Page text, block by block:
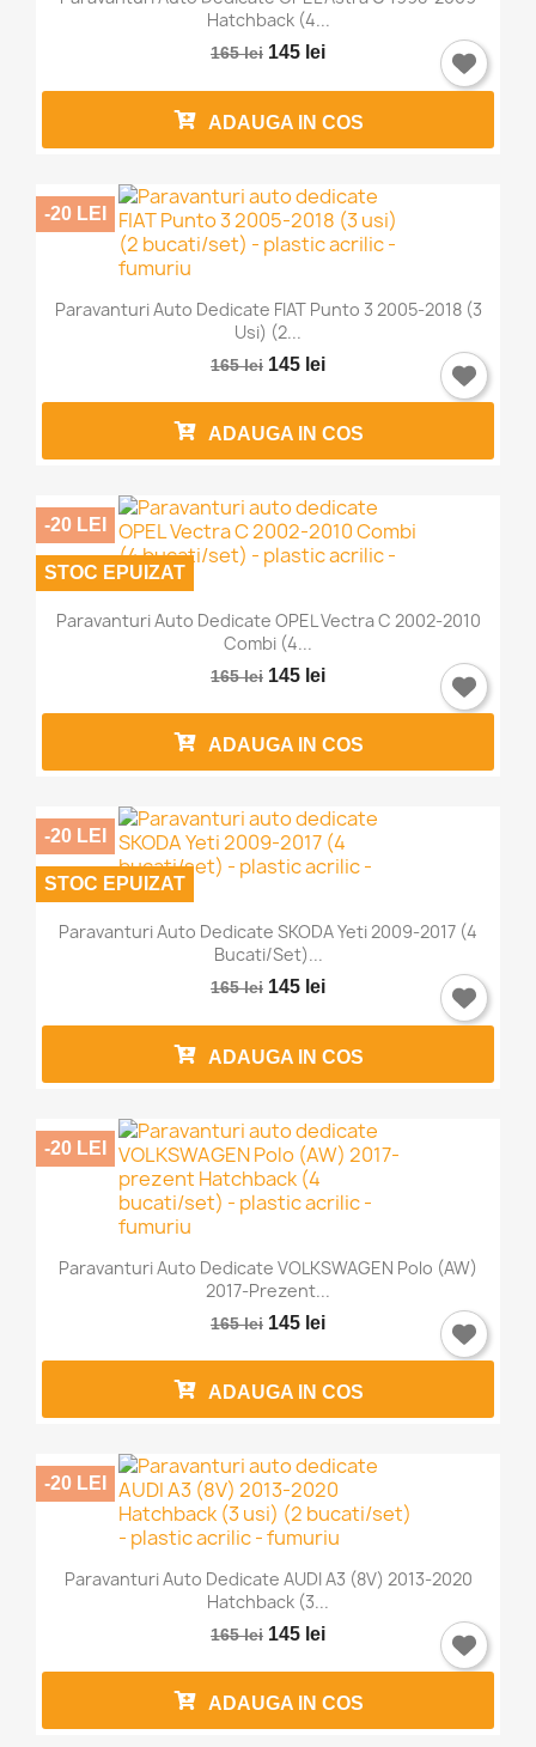
Hatchback (4...
165 lei 145 lei
ADAUGA IN COS
Paravanturi Auto Dedicate FIAT Punto 3 2005-2018 (3
Usi) (2...
165 lei 145 lei
-20 LEI
ADAUGA IN COS
Paravanturi Auto Dedicate OPEL Vectra C 2002-2010
Combi (4...
165 lei 145 lei
-20 LEI
STOC EPUIZAT
ADAUGA IN COS
Paravanturi Auto Dedicate SKODA Yeti 2009-2017 (4
Bucati/set)...
165 lei 145 lei
-20 LEI
STOC EPUIZAT
ADAUGA IN COS
Paravanturi Auto Dedicate VOLKSWAGEN Polo (AW)
2017-Prezent...
165 lei 145 lei
-20 LEI
ADAUGA IN COS
Paravanturi Auto Dedicate AUDI A3 (8V) 2013-2020
Hatchback (3...
165 lei 145 lei
-20 LEI
ADAUGA IN COS
Trebuie sa fi logat in contul de client pentru a salva
produse in Lista de Favorite.